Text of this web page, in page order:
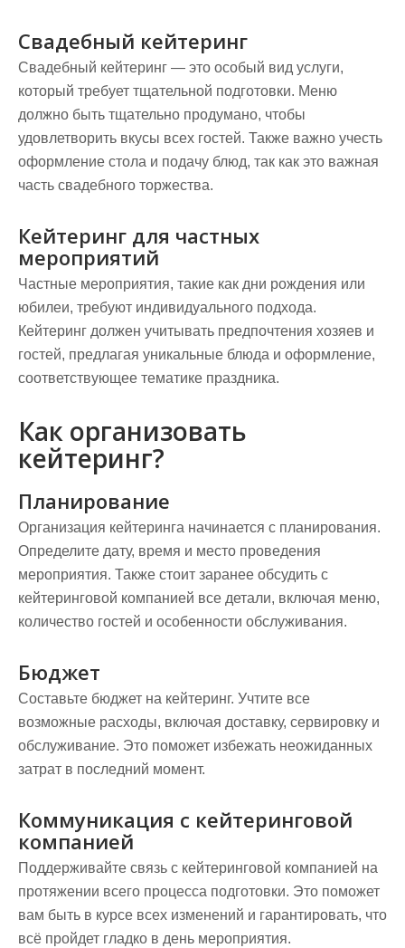
Свадебный кейтеринг
Свадебный кейтеринг — это особый вид услуги,
который требует тщательной подготовки. Меню
должно быть тщательно продумано, чтобы
удовлетворить вкусы всех гостей. Также важно учесть
оформление стола и подачу блюд, так как это важная
часть свадебного торжества.
Кейтеринг для частных
мероприятий
Частные мероприятия, такие как дни рождения или
юбилеи, требуют индивидуального подхода.
Кейтеринг должен учитывать предпочтения хозяев и
гостей, предлагая уникальные блюда и оформление,
соответствующее тематике праздника.
Как организовать
кейтеринг?
Планирование
Организация кейтеринга начинается с планирования.
Определите дату, время и место проведения
мероприятия. Также стоит заранее обсудить с
кейтеринговой компанией все детали, включая меню,
количество гостей и особенности обслуживания.
Бюджет
Составьте бюджет на кейтеринг. Учтите все
возможные расходы, включая доставку, сервировку и
обслуживание. Это поможет избежать неожиданных
затрат в последний момент.
Коммуникация с кейтеринговой
компанией
Поддерживайте связь с кейтеринговой компанией на
протяжении всего процесса подготовки. Это поможет
вам быть в курсе всех изменений и гарантировать, что
всё пройдет гладко в день мероприятия.